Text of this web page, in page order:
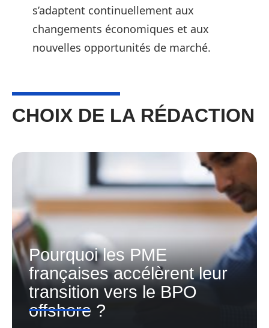
s’adaptent continuellement aux
changements économiques et aux
nouvelles opportunités de marché.
CHOIX DE LA RÉDACTION
Pourquoi les PME
françaises accélèrent leur
transition vers le BPO
offshore ?